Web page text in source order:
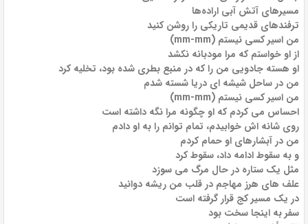
مسیرهای آتش آبی اراده‌ها
ترفندهای قدیمی تاریکی را روشن کنید
من اسیر کسی نیستم (mm-mm)
از او خواستم که مرا مودبانه نکشد
او هسته جادویی من را که در منبع بطری شده بود، تخلیه کرد
من در ساحل شیشه ای دریا شسته شدم
من اسیر کسی نیستم (mm-mm)
احساس می کردم که او چگونه مرا نگه داشته است
روی شانه اش خوابیدم، تمام توانم را به او دادم
من در آبشارهای او حمام کردم
و به سقوط ادامه داد، سقوط کرد
مثل یک ستاره در حال مرگ می سوزد
علف های هرز مهاجم در قلب من ریشه دوانید
در یک مسیر کج قرار گرفته است
سفر به اینجا سخت بود